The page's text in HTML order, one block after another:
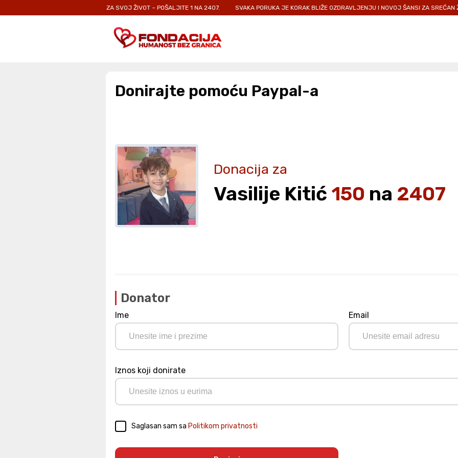
I ODRASLIMA KOJI SE BORE ZA SVOJ ŽIVOT – POŠALJITE 1 NA 2407. SVAKA PORUKA JE KORAK BLIŽE OZDRAVLJENJU I NOVOJ ŠANSI ZA SREĆAN
Donirajte pomoću Paypal-a
Donacija za
Vasilije Kitić 150 na 2407
Donator
Ime Email
Iznos koji donirate
Saglasan sam sa Politikom privatnosti